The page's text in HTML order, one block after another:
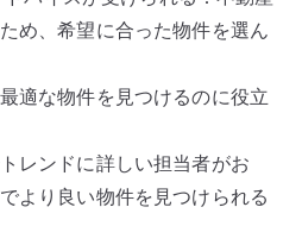
め、希望に合った物件を選ん
適な物件を見つけるのに役立
レンドに詳しい担当者がお
より良い物件を見つけられる